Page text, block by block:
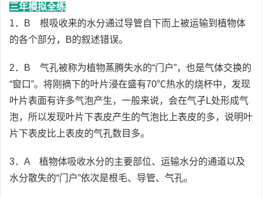
三年模拟全练
1．B 根吸收来的水分通过导管自下而上被运输到植物体
的各个部分，B的叙述错误。
2．B 气孔被称为植物蒸腾失水的“门户”，也是气体交换的
“窗口”。将刚摘下的叶片浸在盛有70℃热水的烧杯中，发现
叶片表面有许多气泡产生，一般来说，会在气孑L处形成气
泡，所以发现叶片下表皮产生的气泡比上表皮的多，说明叶
片下表皮比上表皮的气孔数目多。
3．A 植物体吸收水分的主要部位、运输水分的通道以及
水分散失的“门户”依次是根毛、导管、气孔。